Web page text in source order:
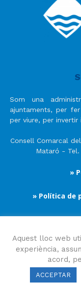
Som una
ajuntaments, per
per viure, per invertir
Consell Comarcal
Mataró - Tel.
»
» Política de
Aquest lloc web
experiència,
acord,
ACCEPTAR